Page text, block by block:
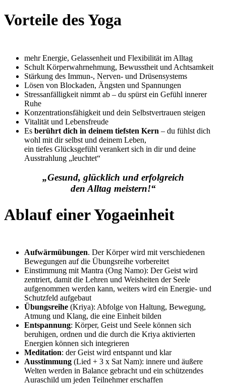
Vorteile des Yoga
mehr Energie, Gelassenheit und Flexibilität im Alltag
Schult Körperwahrnehmung, Bewusstheit und Achtsamkeit
Stärkung des Immun-, Nerven- und Drüsensystems
Lösen von Blockaden, Ängsten und Spannungen
Stressanfälligkeit nimmt ab – du spürst ein Gefühl innerer
Ruhe
Konzentrationsfähigkeit und dein Selbstvertrauen steigen
Vitalität und Lebensfreude
Es berührt dich in deinem tiefsten Kern – du fühlst dich
wohl mit dir selbst und deinem Leben,
ein tiefes Glücksgefühl verankert sich in dir und deine
Ausstrahlung „leuchtet“
„Gesund, glücklich und erfolgreich
den Alltag meistern!“
Ablauf einer Yogaeinheit
Aufwärmübungen. Der Körper wird mit verschiedenen
Bewegungen auf die Übungsreihe vorbereitet
Einstimmung mit Mantra (Ong Namo): Der Geist wird
zentriert, damit die Lehren und Weisheiten der Seele
aufgenommen werden kann, weiters wird ein Energie- und
Schutzfeld aufgebaut
Übungsreihe (Kriya): Abfolge von Haltung, Bewegung,
Atmung und Klang, die eine Einheit bilden
Entspannung: Körper, Geist und Seele können sich
beruhigen, ordnen und die durch die Kriya aktivierten
Energien können sich integrieren
Meditation: der Geist wird entspannt und klar
Ausstimmung (Lied + 3 x Sat Nam): innere und äußere
Welten werden in Balance gebracht und ein schützendes
Auraschild um jeden Teilnehmer erschaffen